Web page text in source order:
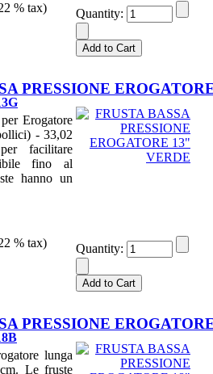
% tax) Quantity:
PRESSIONE
Erogatore
- 33,02
facilitare
fino al
hanno un
% tax) Quantity:
PRESSIONE
lunga
Le fruste